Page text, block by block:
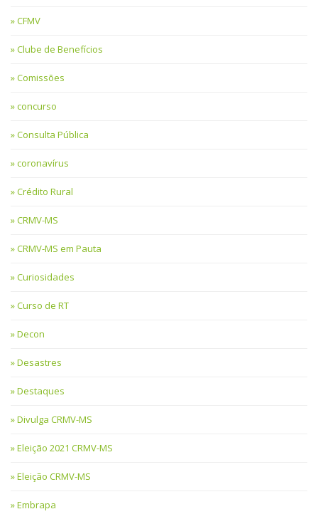
CFMV
Clube de Benefícios
Comissões
concurso
Consulta Pública
coronavírus
Crédito Rural
CRMV-MS
CRMV-MS em Pauta
Curiosidades
Curso de RT
Decon
Desastres
Destaques
Divulga CRMV-MS
Eleição 2021 CRMV-MS
Eleição CRMV-MS
Embrapa